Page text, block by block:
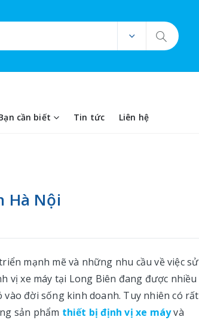
cần biết Tin tức Liên hệ
Hà Nội
mạnh mẽ và những nhu cầu về việc sử
vị xe máy tại Long Biên đang được nhiều
đời sống kinh doanh. Tuy nhiên có rất
sản phẩm thiết bị định vị xe máyvà